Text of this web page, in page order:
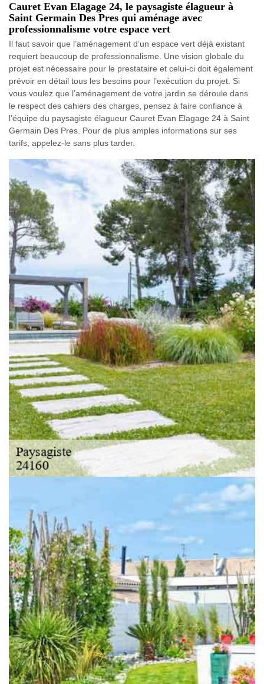
Cauret Evan Elagage 24, le paysagiste élagueur à
Saint Germain Des Pres qui aménage avec
professionnalisme votre espace vert
Il faut savoir que l’aménagement d’un espace vert déjà existant
requiert beaucoup de professionnalisme. Une vision globale du
projet est nécessaire pour le prestataire et celui-ci doit également
prévoir en détail tous les besoins pour l’exécution du projet. Si
vous voulez que l’aménagement de votre jardin se déroule dans
le respect des cahiers des charges, pensez à faire confiance à
l’équipe du paysagiste élagueur Cauret Evan Elagage 24 à Saint
Germain Des Pres. Pour de plus amples informations sur ses
tarifs, appelez-le sans plus tarder.